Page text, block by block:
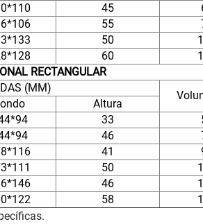
45
55
50
60
RECTANGULAR
(MM)
Altura
33
46
41
50
46
58